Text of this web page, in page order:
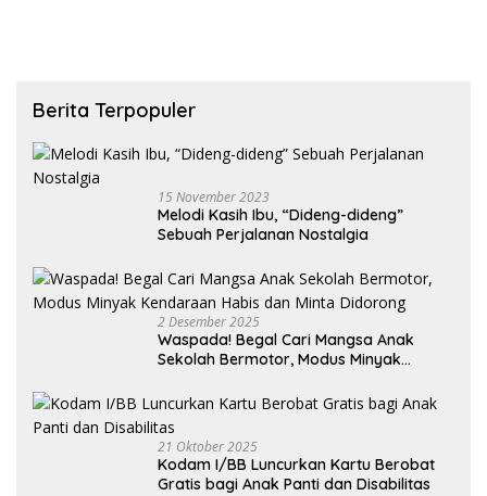
Berita Terpopuler
15 November 2023
Melodi Kasih Ibu, “Dideng-dideng”
Sebuah Perjalanan Nostalgia
2 Desember 2025
Waspada! Begal Cari Mangsa Anak
Sekolah Bermotor, Modus Minyak
21 Oktober 2025
Kodam I/BB Luncurkan Kartu Berobat
Gratis bagi Anak Panti dan Disabilitas